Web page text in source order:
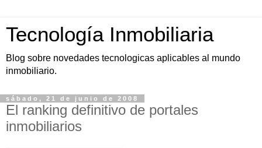
Tecnología Inmobiliaria
Blog sobre novedades tecnologicas aplicables al mundo
inmobiliario.
sábado, 21 de junio de 2008
El ranking definitivo de portales
inmobiliarios